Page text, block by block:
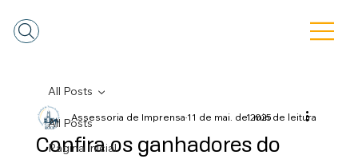
All Posts
Pagina Inicial
All Posts
Confira os ganhadores do
Assessoria de Imprensa11 de mai. de 20251 min de leitura